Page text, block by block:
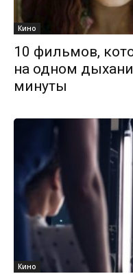
Кино
10 фильмов,
на одном
минуты
Кино